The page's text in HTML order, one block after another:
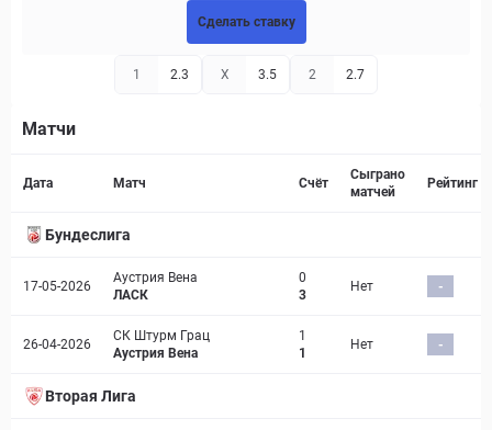
Сделать ставку
1 2.3 X 3.5 2 2.7
Матчи
Дата Матч Счёт
Сыграно
матчей
Рейтинг
Бундеслига
17-05-2026
Аустрия Вена
ЛАСК
0
3
Нет -
26-04-2026
СК Штурм Грац
Аустрия Вена
1
1
Нет -
Вторая Лига